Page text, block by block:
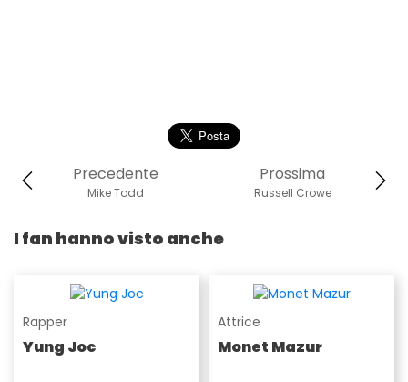
Prossima
Russell Crowe
Precedente
Mike Todd
I fan hanno visto anche
Rapper
Yung Joc
Attrice
Monet Mazur